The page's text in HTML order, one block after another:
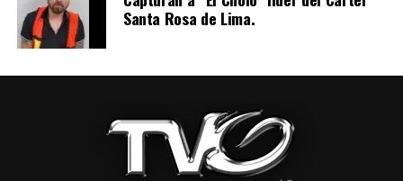
Santa Rosa de Lima.